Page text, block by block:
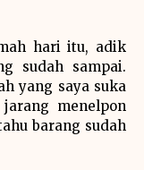
hari itu, adik
sudah sampai.
yang saya suka
menelpon
barang sudah